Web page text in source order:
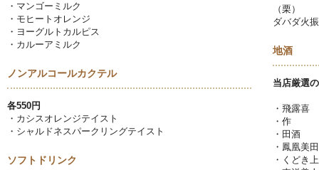
・マンゴーミルク
・モヒートオレンジ
・ヨーグルトカルピス
・カルーアミルク
ノンアルコールカクテル
各550円
・カシスオレンジテイスト
・シャルドネスパークリングテイスト
ソフトドリンク
（栗）
ダバダ火振
地酒
当店厳選
・飛露喜
・作
・田酒
・鳳凰美田
・くどき